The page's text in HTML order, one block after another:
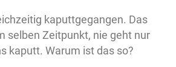
kaputtgegangen. Das
selben Zeitpunkt, nie geht nur
kaputt. Warum ist das so?